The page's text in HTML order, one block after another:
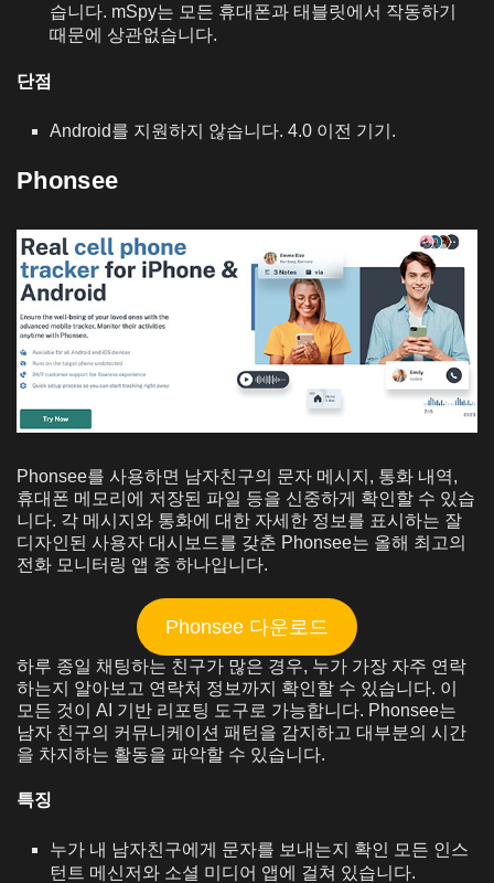
습니다. mSpy는 모든 휴대폰과 태블릿에서 작동하기
때문에 상관없습니다.
단점
Android를 지원하지 않습니다. 4.0 이전 기기.
Phonsee
Phonsee를 사용하면 남자친구의 문자 메시지, 통화 내역,
휴대폰 메모리에 저장된 파일 등을 신중하게 확인할 수 있습
니다. 각 메시지와 통화에 대한 자세한 정보를 표시하는 잘
디자인된 사용자 대시보드를 갖춘 Phonsee는 올해 최고의
전화 모니터링 앱 중 하나입니다.
Phonsee 다운로드
하루 종일 채팅하는 친구가 많은 경우, 누가 가장 자주 연락
하는지 알아보고 연락처 정보까지 확인할 수 있습니다. 이
모든 것이 AI 기반 리포팅 도구로 가능합니다. Phonsee는
남자 친구의 커뮤니케이션 패턴을 감지하고 대부분의 시간
을 차지하는 활동을 파악할 수 있습니다.
특징
누가 내 남자친구에게 문자를 보내는지 확인 모든 인스
턴트 메신저와 소셜 미디어 앱에 걸쳐 있습니다.